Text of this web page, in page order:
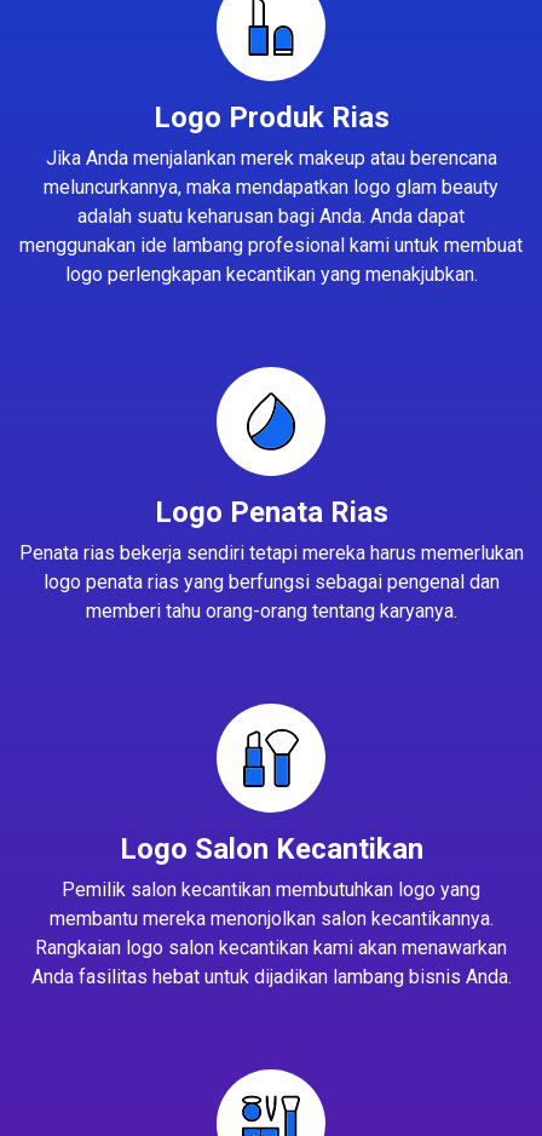
Logo Produk Rias
Jika Anda menjalankan merek makeup atau berencana
meluncurkannya, maka mendapatkan logo glam beauty
adalah suatu keharusan bagi Anda. Anda dapat
menggunakan ide lambang profesional kami untuk membuat
logo perlengkapan kecantikan yang menakjubkan.
Logo Penata Rias
Penata rias bekerja sendiri tetapi mereka harus memerlukan
logo penata rias yang berfungsi sebagai pengenal dan
memberi tahu orang-orang tentang karyanya.
Logo Salon Kecantikan
Pemilik salon kecantikan membutuhkan logo yang
membantu mereka menonjolkan salon kecantikannya.
Rangkaian logo salon kecantikan kami akan menawarkan
Anda fasilitas hebat untuk dijadikan lambang bisnis Anda.